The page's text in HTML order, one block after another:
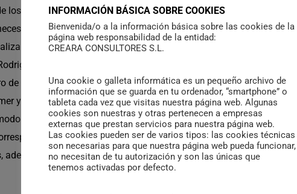
los edificios, lo que permite adecuar a las necesidades reales de
para compensar la energía reactiva. En conclusión, en
una inversión que se rentabilizaría en menos de seis
Ayuntamiento, Biblioteca pública municipal de Las Matas,
de mayores ‘El baile’, centro de servicios sociales ‘El Abajón’,
y protección civil. Auditorías energéticas Con la realización de
de explotación, funcionamiento y prestaciones de las
costes de explotación. Todo ello con un triple
adecuar los equipos a la normativa vigente y, en el caso del
INFORMACIÓN BÁSICA SOBRE COOKIES
Bienvenida/o a la información básica sobre las cookies de la
página web responsabilidad de la entidad:
CREARA CONSULTORES S.L.
Una cookie o galleta informática es un pequeño archivo de
información que se guarda en tu ordenador, “smartphone” o
tableta cada vez que visitas nuestra página web. Algunas
cookies son nuestras y otras pertenecen a empresas
externas que prestan servicios para nuestra página web.
Las cookies pueden ser de varios tipos: las cookies técnicas
son necesarias para que nuestra página web pueda funcionar,
no necesitan de tu autorización y son las únicas que
tenemos activadas por defecto.